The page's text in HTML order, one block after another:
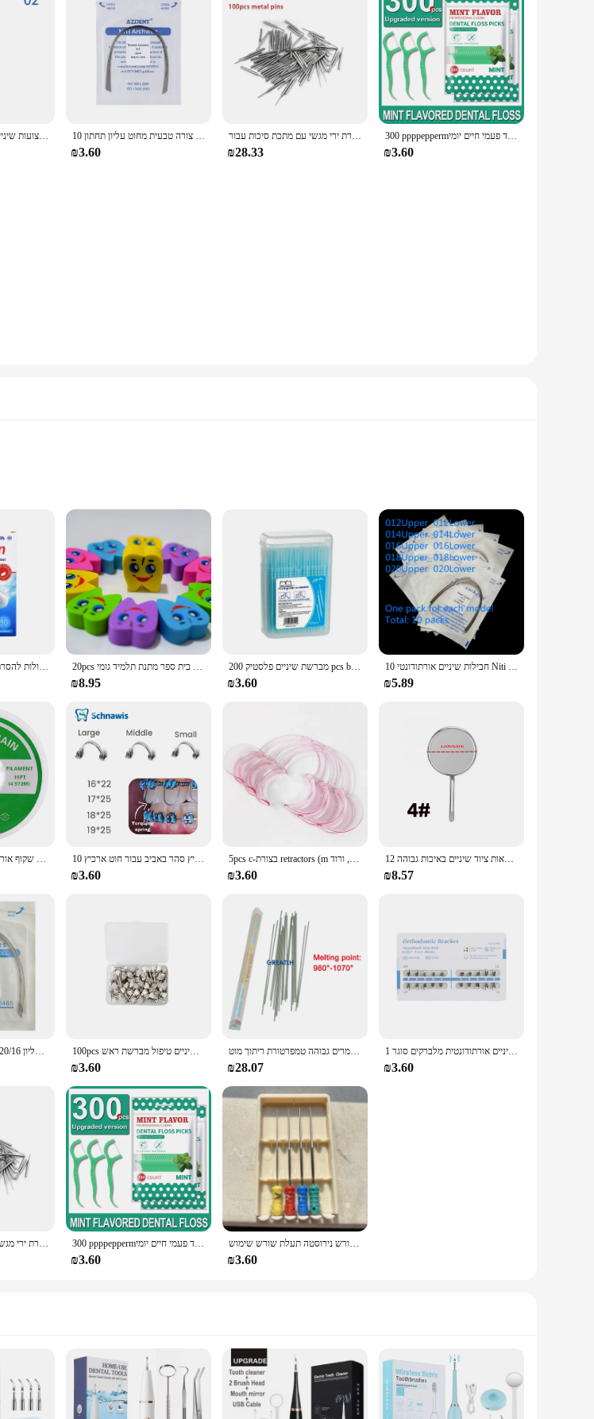
Piorpoy שיניים שיניים אלסטית אלסטית אלסטית שיניים/40 מקלות צבעוניות עבור ברצועות שיניים ברדס ברזים backets braces ortho טיפול mate 10 יח'\אריזה אזדנט שיניים אורתודונטי חום חום מופעל ניטי מלבני עגול קשת חוטי צורה טבעית מחוט עליון תחתון
₪3.60
שיניים עגול כוורת ירי מגשי עם מתכת סיכות עבור Sintering מחבת מעגל מדף צלחת בעל שיניים טכנאי ציוד
₪28.33
300 ppppeppermמנטה שקית גדולה מקלות שיניים-לנקות את הפערים בין שיניים-חזה נייד חד פעמי חיים יומי
₪3.60
that targets plaque and bacteria. Its gentle yet effective formula is crafted from premium ingredients that are
Whether you're a dental professional or a health-conscious individual, this cleanser is an essential addition to
packaging is thoughtfully designed to fit comfortably in your hand, making it easy to apply and
wholesale or vendor purchases. The compact size ensures that it can be easily stored in any bathroom,
Its versatile nature makes it a perfect fit for both personal and professional use. The product is
at home or in a professional setting, the Dental Cleanser is a reliable tool to maintain your oral health and
Y-kelin טיהור טבלט 30/60/90 כרטיסיות ניקוי גלולות להסרת אנטי חיידקים 20pcs טוחנת בצורת שן גומי מחקי רופא שיניים שיניים מרפאת בית ספר מתנת תלמיד גומי
₪8.95
מברשת שיניים פלסטיק 200 pcs boothed פלסטיק שיניים מברשת שיניים חד פעמי שיניים מברשת שיניים בחירת חוט דנטלי
₪3.60
10 חבילות שיניים אורתודונטי Niti קשת חוט סופר אלסטי עגול מלבני דמוי ביצה Archwires טופס שיניים סד רופא שיניים חומרים
₪5.89
אזדנט שיניים אורתודונטית אלסטית גומי רשת חשמל גומי אולטרה פס צבע שקוף אורך ארוך טווח 15 רגל/רול 10 יח'\שקית מומנט שיניים חיצוני האביב אורתודונטי מומנט קפיצי קפיץ המומנט קפיץ סהר באביב עבור חוט ארכיץ
₪3.60
5pcs c-בצורת retractors (m גודל, ורוד) הפה פותחן שיניים טיפול פותחן שיניים עבור תיקון ציוד שיניים
₪3.60
12 יח'\קופסא שיניים נירוסטה הפה מראה שיניים 4/5 אנטי ערפל מול פני השטח שיניים רפואת שיניים מראות ציוד שיניים באיכות גבוהה
₪8.57
10 יח'\אריזה קשת שיניים שיניים אורתודונטית סופר אלסטי ניטי עגול מלבן קשתות תחתון/עליון 012/014/016/018/020/16x1 6/16x22 100pcs שיניים מעבדה ניילון תפס קטן שטוח ליטוש לטש טיפול מונע מברשות חד פעמי שיניים טיפול מברשת ראש
₪3.60
מעבדת שיניים חומרים גבוהה טמפרטורת ריתוך מוט NiCr סגסוגת עבור PFM הלחמה
₪28.07
1 אריזה שיניים אורתודונטית מלברקים סוגר mim monoblock מיני roth mbt 022 018 חריץ ווים 345 רופא שיניים מעבדה סוגר מעבדה
₪3.60
שיניים עגול כוורת ירי מגשי עם מתכת סיכות עבור Sintering מחבת מעגל מדף צלחת בעל שיניים טכנאי ציוד 300 ppppeppermמנטה שקית גדולה מקלות שיניים-לנקות את הפערים בין שיניים-חזה נייד חד פעמי חיים יומי
₪3.60
פרוץ אצבע דנטלי קבצים אנדוטי שורש נירוסטה תעלת שורש שימוש cor ניקוי
₪3.60